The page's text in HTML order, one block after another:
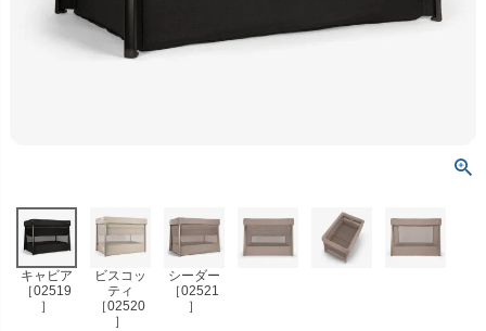
キャビア
［02519
］
ビスコッ
ティ
［02520
］
シーダー
［02521
］